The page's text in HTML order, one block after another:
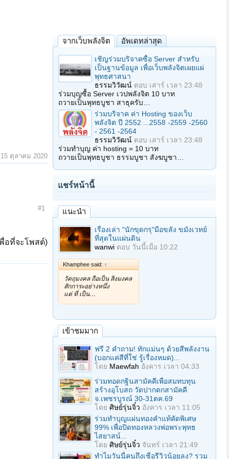
15 ตุลาคม 2020
#1
อที่จะโพสต์)
จากเว็บพลังจิต อัพเดทล่าสุด
เชิญร่วมบริจาคซื้อ Server สำหรับ
เป็นฐานข้อมูล เพื่อเว็บพลังจิตเผยแผ่
พุทธศาสนา
ธรรมวิวัฒน์ ตอบ เสาร์ เวลา 23:48
ร่วมบุญซื้อ Server เวปพลังจิต 10 บาท
ถวายเป็นพุทธบูชา สาธุครับ…
ร่วมบริจาค ค่า Hosting ของเว็บ
พลังจิต ปี 2552 ...2558 -2559 -2560
- 2561 -2564
ธรรมวิวัฒน์ ตอบ เสาร์ เวลา 23:48
ร่วมทำบุญ ค่า hosting = 10 บาท
ถวายเป็นพุทธบูชา ธรรมบูชา สังฆบูชา…
แชร์หน้านี้
แนะนำ
เรื่องเล่า "นักขุดกรุ"มือขลัง ขมังเวทย์
ที่สุดในแผ่นดิน
wanwi ตอบ วันนี้เมื่อ 10:22
Khamphee said: ↑
วัตถุมงคล ถือเป็น สิ่งมงคล
สักการะอย่างหนึ่ง
แต่ ที่ เป็น…
เข้าชมมาก
ฟรี 2 คำถาม! ทักแม่นๆ ด้วยสีพลังงาน
(บอกแค่สีที่ใช่ รู้เรื่องหมด)...
โดย Maewfah อังคาร เวลา 04:33
ร่วมทอดกฐินสามัคคีเพื่อสมทบทุน
สร้างอุโบสถ วัดปากตกสามัคคี
จ.เพชรบูรณ์ 30-31ตค.69
โดย ศิษย์รุ่นจิ๋ว อังคาร เวลา 11:05
ร่วมทําบุญแผ่นทองคำแท้คัดพิเศษ
99% เพื่อปิดทองหลวงพ่อพระพุทธ
ไสยาสน์...
โดย ศิษย์รุ่นจิ๋ว จันทร์ เวลา 21:49
ทำไมวันนี้คนถึงเชื่อรีวิวน้อยลง? รวม